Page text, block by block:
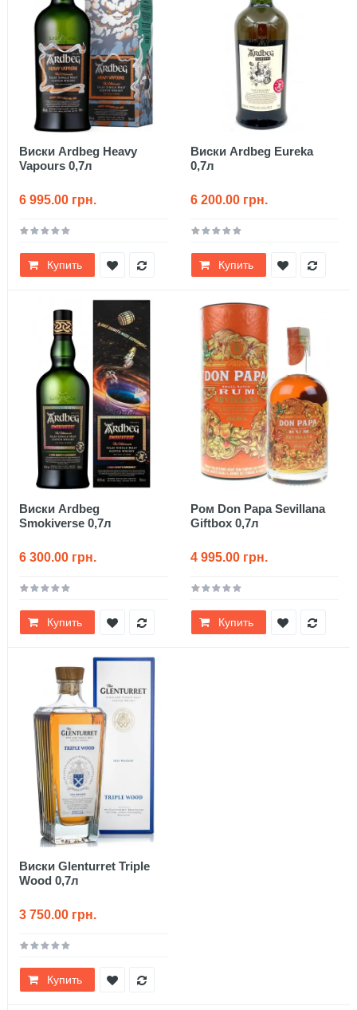
Виски Ardbeg Heavy
Vapours 0,7л
6 995.00 грн.
Купить
Виски Ardbeg Eureka
0,7л
6 200.00 грн.
Купить
Виски Ardbeg
Smokiverse 0,7л
6 300.00 грн.
Купить
Ром Don Papa Sevillana
Giftbox 0,7л
4 995.00 грн.
Купить
Виски Glenturret Triple
Wood 0,7л
3 750.00 грн.
Купить